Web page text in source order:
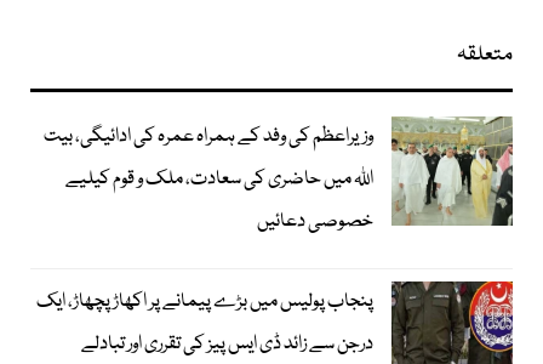
متعلقہ
وزیراعظم کی وفد کے ہمراہ عمرہ کی ادائیگی، بیت
اللہ میں حاضری کی سعادت، ملک و قوم کیلیے
خصوصی دعائیں
پنجاب پولیس میں بڑے پیمانے پر اکھاڑ پچھاڑ، ایک
درجن سے زائد ڈی ایس پیز کی تقرری اور تبادلے